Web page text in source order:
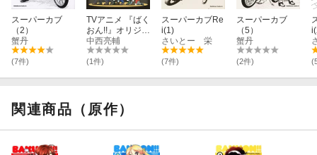
スーパーカブ
（2）
蟹丹
(7件)
TVアニメ 『ばく
おん!!』オリジナ
ルサウンドトラ
ック
中西亮輔
(1件)
スーパーカブRe
i(1)
さいとー 栄
(7件)
スーパーカブ
（5）
蟹丹
(2件)
関連商品（原作）